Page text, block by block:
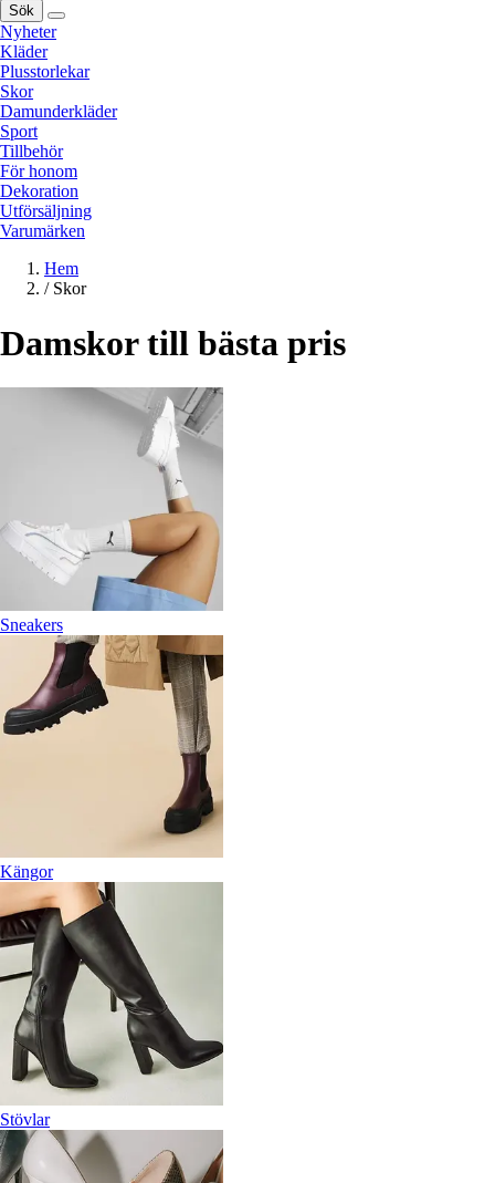
Sök
Nyheter
Kläder
Plusstorlekar
Skor
Damunderkläder
Sport
Tillbehör
För honom
Dekoration
Utförsäljning
Varumärken
Hem
/ Skor
Damskor till bästa pris
Sneakers
Kängor
Stövlar